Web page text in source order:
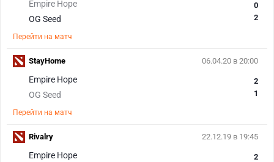
Empire Hope
OG Seed
0
2
Перейти на матч
06.04.20 в 20:00
Empire Hope
OG Seed
2
1
Перейти на матч
StayHome
22.12.19 в 19:45
Empire Hope
2
Rivalry